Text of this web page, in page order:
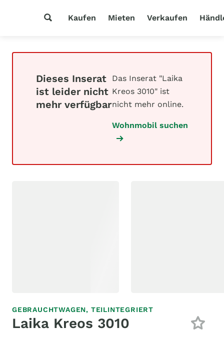
Kaufen Mieten Verkaufen
Dieses Inserat
ist leider nicht
mehr verfügbar
Das Inserat "Laika
Kreos 3010" ist
nicht mehr online.
Wohnmobil suchen
GEBRAUCHTWAGEN, TEILINTEGRIERT
Laika Kreos 3010